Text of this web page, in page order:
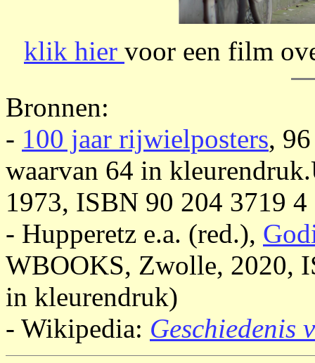
klik hier voor een film
Bronnen:
- 100 jaar rijwielposters,
waarvan 64 in
1973, ISBN 90 204 3719
- Hupperetz e.a. (red.),
WBOOKS, Zwolle, 2020,
in kleurendruk)
- Wikipedia: Geschiedenis